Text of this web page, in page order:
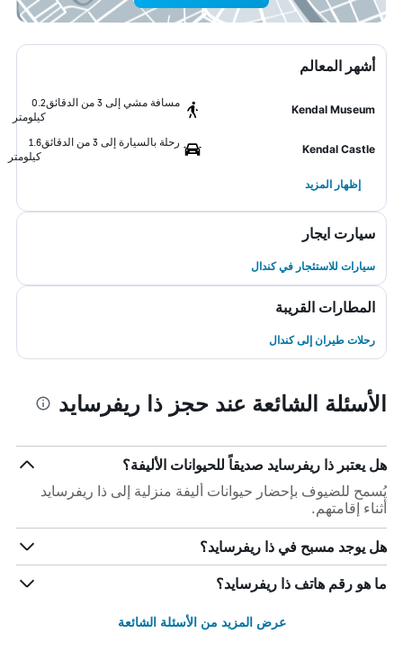
أشهر المعالم
Kendal Museum
مسافة مشي إلى 3 من الدقائق
0.2
كيلومتر
Kendal Castle
رحلة بالسيارة إلى 3 من الدقائق
1.6
كيلومتر
إظهار المزيد
سيارت ايجار
سيارات للاستئجار في كندال
المطارات القريبة
رحلات طيران إلى كندال
الأسئلة الشائعة عند حجز ذا ريفرسايد
هل يعتبر ذا ريفرسايد صديقاً للحيوانات الأليفة؟
يُسمح للضيوف بإحضار حيوانات أليفة منزلية إلى ذا ريفرسايد
أثناء إقامتهم.
هل يوجد مسبح في ذا ريفرسايد؟
ما هو رقم هاتف ذا ريفرسايد؟
عرض المزيد من الأسئلة الشائعة